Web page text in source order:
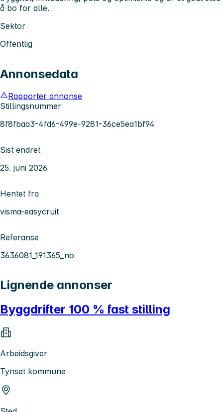
å bo for alle.
Sektor
Offentlig
Annonsedata
Rapporter annonse
Stillingsnummer
8f8fbaa3-4fd6-499e-9281-36ce5ea1bf94
Sist endret
25. juni 2026
Hentet fra
visma-easycruit
Referanse
3636081_191365_no
Lignende annonser
Byggdrifter 100 % fast stilling
Arbeidsgiver
Tynset kommune